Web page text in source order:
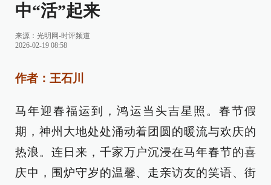
中“活”起来
来源： 光明网-时评频道
2026-02-19 08:58
作者：王石川
马年迎春福运到，鸿运当头吉星照。春节假
期，神州大地处处涌动着团圆的暖流与欢庆的
热浪。连日来，千家万户沉浸在马年春节的喜
庆中，围炉守岁的温馨、走亲访友的笑语、街